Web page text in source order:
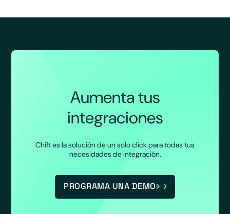
Aumenta tus
integraciones
Chift es la solución de un solo click para todas tus
necesidades de integración.
PROGRAMA UNA DEMO